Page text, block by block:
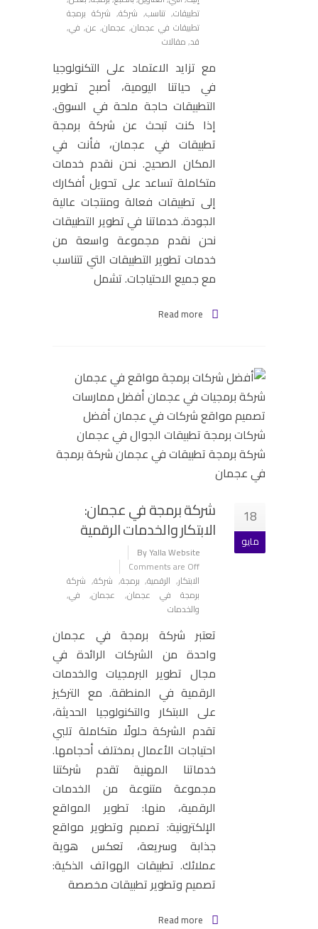
تطبيقات, تناسب, شركة, شركة برمجة
تطبيقات في عجمان, عجمان, عن, في,
قد,مقالات
مع تزايد الاعتماد على التكنولوجيا
في حياتنا اليومية، أصبح تطوير
التطبيقات حاجة ملحة في السوق.
إذا كنت تبحث عن شركة برمجة
تطبيقات في عجمان، فأنت في
المكان الصحيح. نحن نقدم خدمات
متكاملة تساعد على تحويل أفكارك
إلى تطبيقات فعالة ومنتجات عالية
الجودة. خدماتنا في تطوير التطبيقات
نحن نقدم مجموعة واسعة من
خدمات تطوير التطبيقات التي تتناسب
مع جميع الاحتياجات. تشمل
Read more
18
مايو
شركة برمجة في عجمان:
الابتكار والخدمات الرقمية
By Yalla Website
Comments are Off
الابتكار, الرقمية, برمجة, شركة, شركة
برمجة في عجمان, عجمان, في,
والخدمات
تعتبر شركة برمجة في عجمان
واحدة من الشركات الرائدة في
مجال تطوير البرمجيات والخدمات
الرقمية في المنطقة. مع التركيز
على الابتكار والتكنولوجيا الحديثة،
تقدم الشركة حلولًا متكاملة تلبي
احتياجات الأعمال بمختلف أحجامها.
خدماتنا المهنية تقدم شركتنا
مجموعة متنوعة من الخدمات
الرقمية، منها: تطوير المواقع
الإلكترونية: تصميم وتطوير مواقع
جذابة وسريعة، تعكس هوية
عملائك. تطبيقات الهواتف الذكية:
تصميم وتطوير تطبيقات مخصصة
Read more